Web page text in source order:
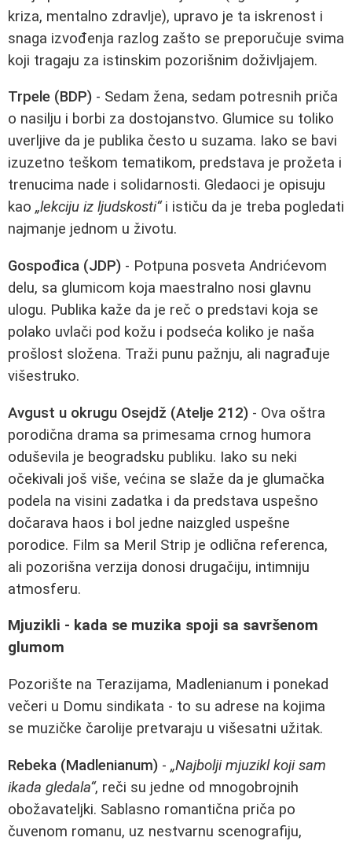
kriza, mentalno zdravlje), upravo je ta iskrenost i
snaga izvođenja razlog zašto se preporučuje svima
koji tragaju za istinskim pozorišnim doživljajem.
Trpele (BDP) - Sedam žena, sedam potresnih priča
o nasilju i borbi za dostojanstvo. Glumice su toliko
uverljive da je publika često u suzama. Iako se bavi
izuzetno teškom tematikom, predstava je prožeta i
trenucima nade i solidarnosti. Gledaoci je opisuju
kao „lekciju iz ljudskosti“i ističu da je treba pogledati
najmanje jednom u životu.
Gospođica (JDP) - Potpuna posveta Andrićevom
delu, sa glumicom koja maestralno nosi glavnu
ulogu. Publika kaže da je reč o predstavi koja se
polako uvlači pod kožu i podseća koliko je naša
prošlost složena. Traži punu pažnju, ali nagrađuje
višestruko.
Avgust u okrugu Osejdž (Atelje 212) - Ova oštra
porodična drama sa primesama crnog humora
oduševila je beogradsku publiku. Iako su neki
očekivali još više, većina se slaže da je glumačka
podela na visini zadatka i da predstava uspešno
dočarava haos i bol jedne naizgled uspešne
porodice. Film sa Meril Strip je odlična referenca,
ali pozorišna verzija donosi drugačiju, intimniju
atmosferu.
Mjuzikli - kada se muzika spoji sa savršenom
glumom
Pozorište na Terazijama, Madlenianum i ponekad
večeri u Domu sindikata - to su adrese na kojima
se muzičke čarolije pretvaraju u višesatni užitak.
Rebeka (Madlenianum) - „Najbolji mjuzikl koji sam
ikada gledala“, reči su jedne od mnogobrojnih
obožavateljki. Sablasno romantična priča po
čuvenom romanu, uz nestvarnu scenografiju,